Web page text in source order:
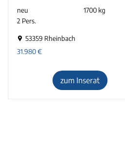
neu
1700 kg
2 Pers.
53359 Rheinbach
31.980€
zum Inserat